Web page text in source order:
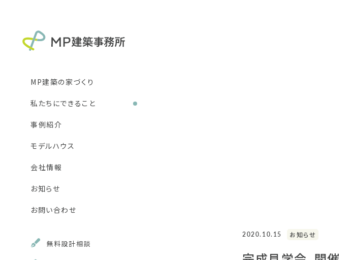
MP建築の家づくり
私たちにできること
事例紹介
モデルハウス
会社情報
お知らせ
お問い合わせ
無料設計相談
2020.10.15 お知らせ